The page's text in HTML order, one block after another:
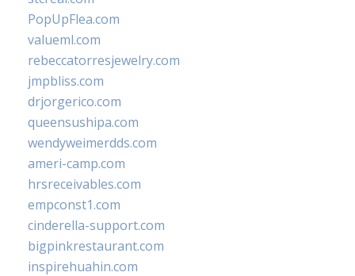
PopUpFlea.com
valueml.com
rebeccatorresjewelry.com
jmpbliss.com
drjorgerico.com
queensushipa.com
wendyweimerdds.com
ameri-camp.com
hrsreceivables.com
empconst1.com
cinderella-support.com
bigpinkrestaurant.com
inspirehuahin.com